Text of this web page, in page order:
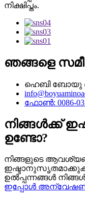
നിക്ഷിപ്തം.
ഞങ്ങളെ
ഹെബി ബോയു
ഫോൺ: 0086-
നിങ്ങൾക്ക്
ഉണ്ടോ?
നിങ്ങളുടെ
ഉൽപ്പന്നങ്ങൾ
ഇപ്പോൾ